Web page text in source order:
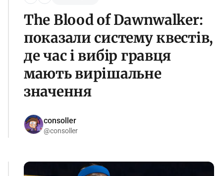
The Blood of Dawnwalker:
показали систему квестів,
де час і вибір гравця
мають вирішальне
значення
consoller
@consoller